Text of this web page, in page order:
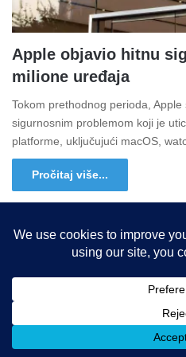
Apple objavio hitnu
milione uređaja
Tokom prethodnog perioda, Apple
sigurnosnim problemom koji je
platforme, uključujući macOS,
Pročitaj više...
Copyright © 2015-2025, Sva
Facebook
X